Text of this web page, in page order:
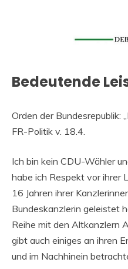
Bedeutende
Orden der Bundesrepublik:
FR-Politik v. 18.4.
Ich bin kein CDU-Wähler
habe ich Respekt vor ihrer
16 Jahren ihrer
Bundeskanzlerin geleistet
Reihe mit den Altkanzlern
gibt auch einiges an ihren
und im Nachhinein